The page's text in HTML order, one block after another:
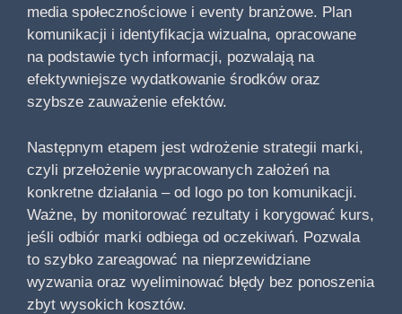
media społecznościowe i eventy branżowe. Plan
komunikacji i identyfikacja wizualna, opracowane
na podstawie tych informacji, pozwalają na
efektywniejsze wydatkowanie środków oraz
szybsze zauważenie efektów.
Następnym etapem jest wdrożenie strategii marki,
czyli przełożenie wypracowanych założeń na
konkretne działania – od logo po ton komunikacji.
Ważne, by monitorować rezultaty i korygować kurs,
jeśli odbiór marki odbiega od oczekiwań. Pozwala
to szybko zareagować na nieprzewidziane
wyzwania oraz wyeliminować błędy bez ponoszenia
zbyt wysokich kosztów.